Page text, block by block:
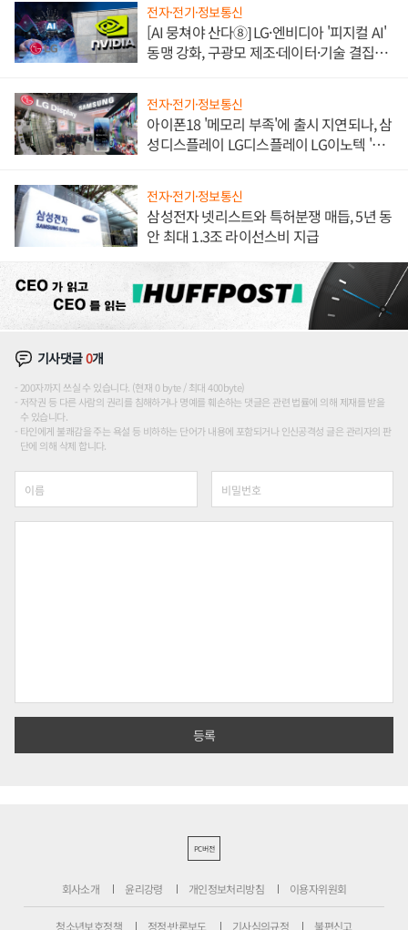
전자·전기·정보통신
[AI 뭉쳐야 산다⑧] LG·엔비디아 '피지컬 AI'
동맹 강화, 구광모 제조·데이터·기술 결집
전자·전기·정보통신
아이폰18 '메모리 부족'에 출시 지연되나, 삼
성디스플레이 LG디스플레이 LG이노텍 '탈
전자·전기·정보통신
삼성전자 넷리스트와 특허분쟁 매듭, 5년 동
안 최대 1.3조 라이선스비 지급
기사댓글0개
200자까지 쓰실 수 있습니다. (현재 0 byte / 최대 400byte)
저작권 등 다른 사람의 권리를 침해하거나 명예를 훼손하는 댓글은 관련 법률에 의해 제재를 받을
수 있습니다.
타인에게 불쾌감을 주는 욕설 등 비하하는 단어가 내용에 포함되거나 인신공격성 글은 관리자의 판
단에 의해 삭제 합니다.
PC버전
회사소개 윤리강령 개인정보처리방침 이용자위원회
청소년보호정책 정정·반론보도 기사심의규정 불편신고